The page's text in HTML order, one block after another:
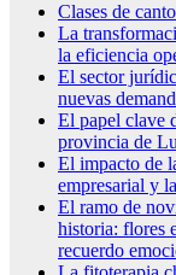
Clases de
La
la eficiencia
El sector
nuevas
El papel clave
provincia de
El impacto de
empresarial y
El ramo de
historia: flores
recuerdo